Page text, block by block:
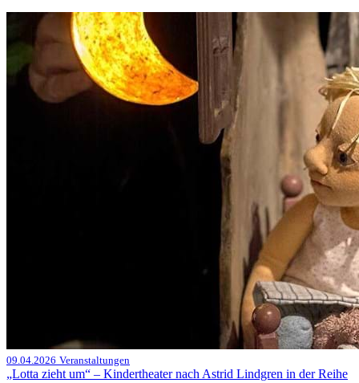
09.04.2026 Veranstaltungen
„Lotta zieht um“ – Kindertheater nach Astrid Lindgren in der Reihe